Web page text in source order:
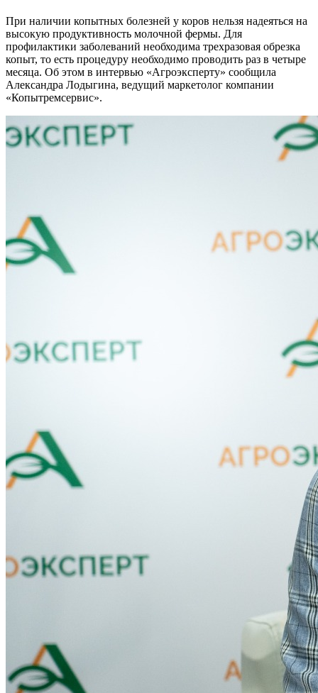
При наличии копытных болезней у коров нельзя надеяться на
высокую продуктивность молочной фермы. Для
профилактики заболеваний необходима трехразовая обрезка
копыт, то есть процедуру необходимо проводить раз в четыре
месяца. Об этом в интервью «Агроэксперту» сообщила
Александра Лодыгина, ведущий маркетолог компании
«Копытремсервис».